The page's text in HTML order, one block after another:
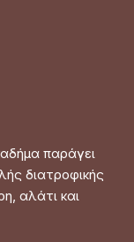
παράγει
διατροφικής
αλάτι και